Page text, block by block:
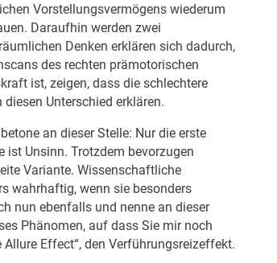
Vorstellungsvermögens wiederum
Daraufhin werden zwei
Denken erklären sich dadurch,
des rechten prämotorischen
ist, zeigen, dass die schlechtere
Unterschied erklären.
an dieser Stelle: Nur die erste
Unsinn. Trotzdem bevorzugen
Variante. Wissenschaftliche
wahrhaftig, wenn sie besonders
nun ebenfalls und nenne an dieser
Phänomen, auf dass Sie mir noch
Effect“, den Verführungsreizeffekt.